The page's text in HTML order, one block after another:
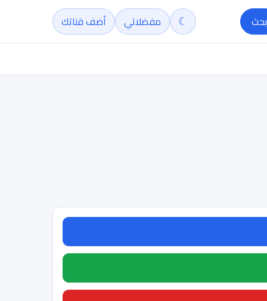
بحث ☾ مفضلاتي أضف قناتك